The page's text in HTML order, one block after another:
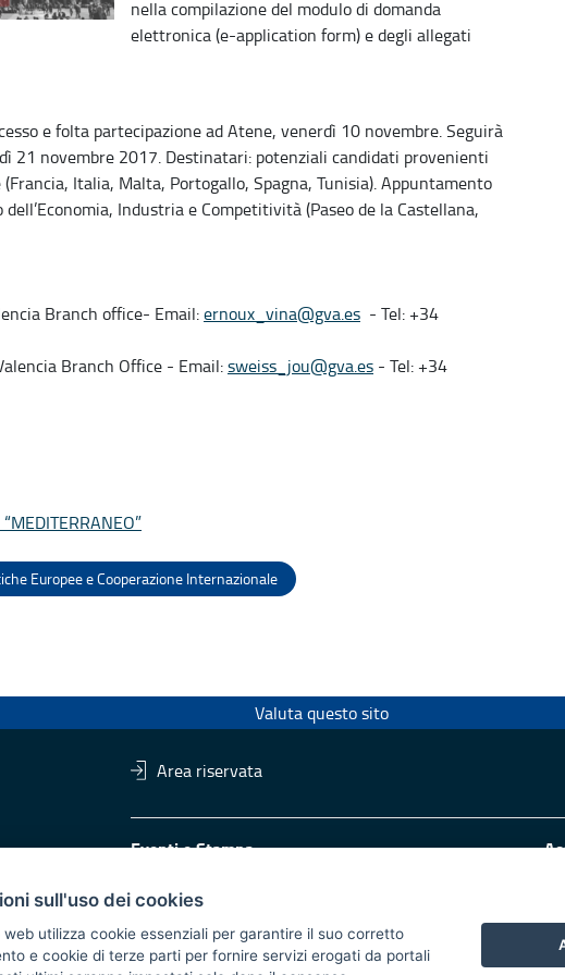
nella compilazione del modulo di domanda
elettronica (e-application form) e degli allegati
e folta partecipazione ad Atene, venerdì 10 novembre. Seguirà
21 novembre 2017. Destinatari: potenziali candidati provenienti
Italia, Malta, Portogallo, Spagna, Tunisia). Appuntamento
Industria e Competitività (Paseo de la Castellana,
Branch office- Email:ernoux_vina@gva.es - Tel: +34
Branch Office - Email:sweiss_jou@gva.es - Tel: +34
Europee e Cooperazione Internazionale
Valuta questo sito
Area riservata
Eventi e Stampa
Press Regione
Redazione
sull'uso dei cookies
web utilizza cookie essenziali per garantire il suo corretto
e cookie di terze parti per fornire servizi erogati da portali